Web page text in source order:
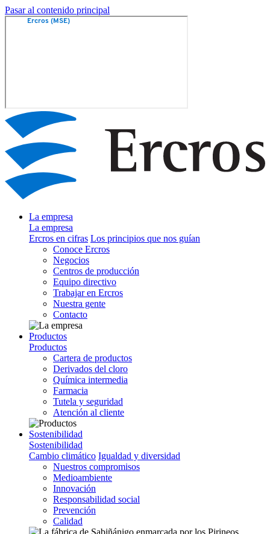
Pasar al contenido principal
La empresa
La empresa
Ercros en cifras Los principios que nos guían
Conoce Ercros
Negocios
Centros de producción
Equipo directivo
Trabajar en Ercros
Nuestra gente
Contacto
Productos
Productos
Cartera de productos
Derivados del cloro
Química intermedia
Farmacia
Tutela y seguridad
Atención al cliente
Sostenibilidad
Sostenibilidad
Cambio climático Igualdad y diversidad
Nuestros compromisos
Medioambiente
Innovación
Responsabilidad social
Prevención
Calidad